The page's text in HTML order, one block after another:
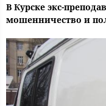
В Курске экс-
мошенничество и